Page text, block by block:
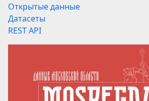
Открытые данные
Датасеты
REST API